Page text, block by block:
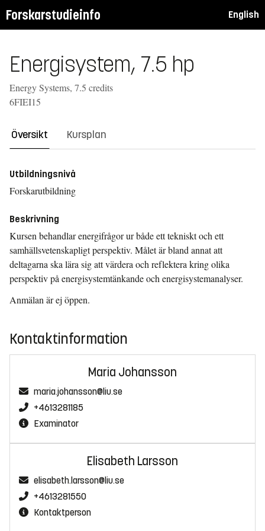
Forskarstudieinfo English
Energisystem, 7.5 hp
Energy Systems, 7.5 credits
6FIEI15
Översikt Kursplan
Utbildningsnivå
Forskarutbildning
Beskrivning
Kursen behandlar energifrågor ur både ett tekniskt och ett
samhällsvetenskapligt perspektiv. Målet är bland annat att
deltagarna ska lära sig att värdera och reflektera kring olika
perspektiv på energisystemtänkande och energisystemanalyser.
Anmälan är ej öppen.
Kontaktinformation
Maria Johansson
maria.johansson@liu.se
+4613281185
Examinator
Elisabeth Larsson
elisabeth.larsson@liu.se
+4613281550
Kontaktperson